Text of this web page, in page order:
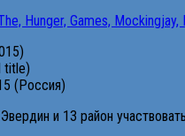
title)
(Россия)
и 13 район